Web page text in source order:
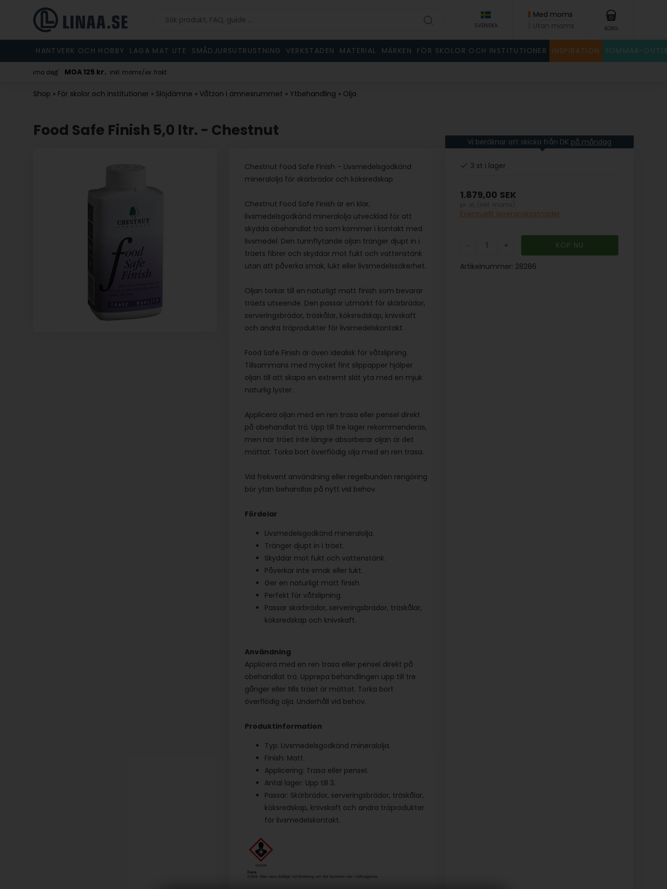
SVENSKA
Med moms
Utan moms
KORG
HANTVERK OCH HOBBY LAGA MAT UTE SMÅDJURSUTRUSTNING VERKSTADEN MATERIAL MÄRKEN FÖR SKOLOR OCH INSTITUTIONER INSPIRATION SOMMAR-
samma dag MOA 125 kr. inkl. moms/ex. frakt
Shop » För skolor och institutioner » Slöjdämne »Våtzon i ämnesrummet » Ytbehandling » Olja
Food Safe Finish 5,0 ltr. - Chestnut
Chestnut Food Safe Finish – Livsmedelsgodkänd
mineralolja för skärbrädor och köksredskap
Chestnut Food Safe Finish är en klar,
livsmedelsgodkänd mineralolja utvecklad för att
skydda obehandlat trä som kommer i kontakt med
livsmedel. Den tunnflytande oljan tränger djupt in i
träets fibrer och skyddar mot fukt och vattenstänk
utan att påverka smak, lukt eller livsmedelssäkerhet.
Oljan torkar till en naturligt matt finish som bevarar
träets utseende. Den passar utmärkt för skärbrädor,
serveringsbrädor, träskålar, köksredskap, knivskaft
och andra träprodukter för livsmedelskontakt.
Food Safe Finish är även idealisk för våtslipning.
Tillsammans med mycket fint slippapper hjälper
oljan till att skapa en extremt slät yta med en mjuk
naturlig lyster.
Applicera oljan med en ren trasa eller pensel direkt
på obehandlat trä. Upp till tre lager rekommenderas,
men när träet inte längre absorberar oljan är det
mättat. Torka bort överflödig olja med en ren trasa.
Vid frekvent användning eller regelbunden rengöring
bör ytan behandlas på nytt vid behov.
Fördelar
Livsmedelsgodkänd mineralolja.
Tränger djupt in i träet.
Skyddar mot fukt och vattenstänk.
Påverkar inte smak eller lukt.
Ger en naturligt matt finish.
Perfekt för våtslipning.
Passar skärbrädor, serveringsbrädor, träskålar,
köksredskap och knivskaft.
Användning
Applicera med en ren trasa eller pensel direkt på
obehandlat trä. Upprepa behandlingen upp till tre
gånger eller tills träet är mättat. Torka bort
överflödig olja. Underhåll vid behov.
Produktinformation
Typ: Livsmedelsgodkänd mineralolja.
Finish: Matt.
Applicering: Trasa eller pensel.
Antal lager: Upp till 3.
Passar: Skärbrädor, serveringsbrädor, träskålar,
köksredskap, knivskaft och andra träprodukter
för livsmedelskontakt.
3 st i lager
Vi beräknar att skicka från DK på måndag
1.879,00 SEK
Eventuellt leveranskostnader
- +
Artikelnummer: 28286